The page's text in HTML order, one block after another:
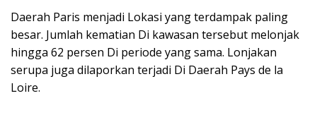
Daerah Paris menjadi Lokasi yang terdampak paling
besar. Jumlah kematian Di kawasan tersebut melonjak
hingga 62 persen Di periode yang sama. Lonjakan
serupa juga dilaporkan terjadi Di Daerah Pays de la
Loire.